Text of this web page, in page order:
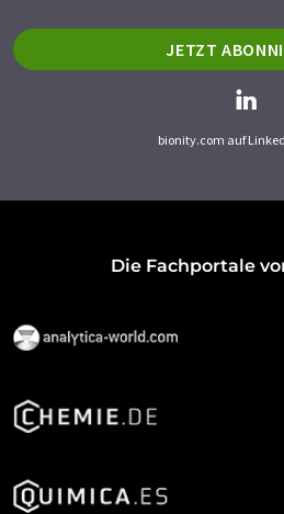
JETZT
bionity.com auf
Die Fachportale